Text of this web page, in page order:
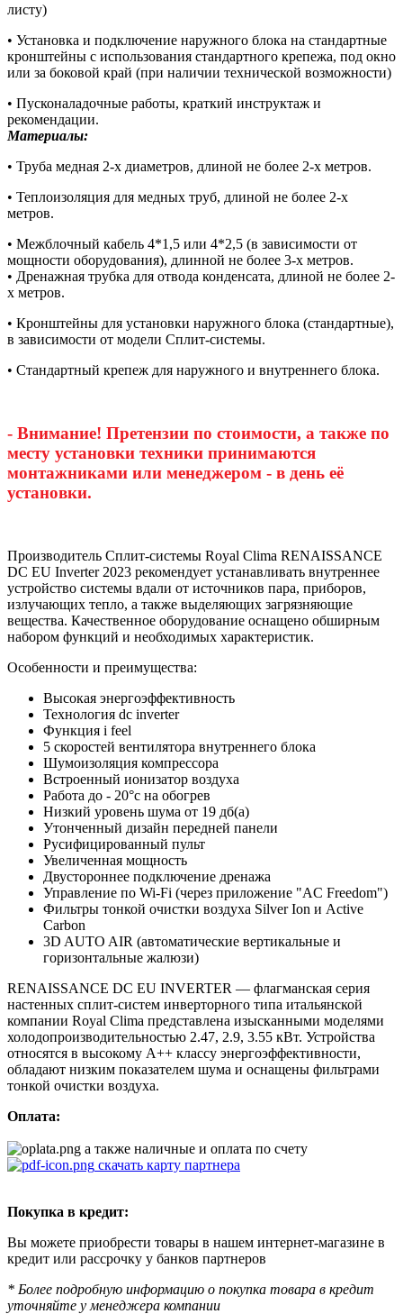
листу)
• Установка и подключение наружного блока на стандартные
кронштейны с использования стандартного крепежа, под окно
или за боковой край (при наличии технической возможности)
• Пусконаладочные работы, краткий инструктаж и
рекомендации.
Материалы:
• Труба медная 2-х диаметров, длиной не более 2-х метров.
• Теплоизоляция для медных труб, длиной не более 2-х
метров.
• Межблочный кабель 4*1,5 или 4*2,5 (в зависимости от
мощности оборудования), длинной не более 3-х метров.
• Дренажная трубка для отвода конденсата, длиной не более 2-
х метров.
• Кронштейны для установки наружного блока (стандартные),
в зависимости от модели Сплит-системы.
• Стандартный крепеж для наружного и внутреннего блока.
- Внимание! Претензии по стоимости, а также по
месту установки техники принимаются
монтажниками или менеджером - в день её
установки.
Производитель Сплит-системы Royal Clima RENAISSANCE
DC EU Inverter 2023 рекомендует устанавливать внутреннее
устройство системы вдали от источников пара, приборов,
излучающих тепло, а также выделяющих загрязняющие
вещества. Качественное оборудование оснащено обширным
набором функций и необходимых характеристик.
Особенности и преимущества:
Высокая энергоэффективность
Технология dc inverter
Функция i feel
5 скоростей вентилятора внутреннего блока
Шумоизоляция компрессора
Встроенный ионизатор воздуха
Работа до - 20°c на обогрев
Низкий уровень шума от 19 дб(а)
Утонченный дизайн передней панели
Русифицированный пульт
Увеличенная мощность
Двустороннее подключение дренажа
Управление по Wi-Fi (через приложение "AC Freedom")
Фильтры тонкой очистки воздуха Silver Ion и Active
Carbon
3D AUTO AIR (автоматические вертикальные и
горизонтальные жалюзи)
RENAISSANCE DC EU INVERTER — флагманская серия
настенных сплит-систем инверторного типа итальянской
компании Royal Clima представлена изысканными моделями
холодопроизводительностью 2.47, 2.9, 3.55 кВт. Устройства
относятся в высокому А++ классу энергоэффективности,
обладают низким показателем шума и оснащены фильтрами
тонкой очистки воздуха.
Оплата:
а также наличные и оплата по счету
скачать карту партнера
Покупка в кредит:
Вы можете приобрести товары в нашем интернет-магазине в
кредит или рассрочку у банков партнеров
* Более подробную информацию о покупка товара в кредит
уточняйте у менеджера компании